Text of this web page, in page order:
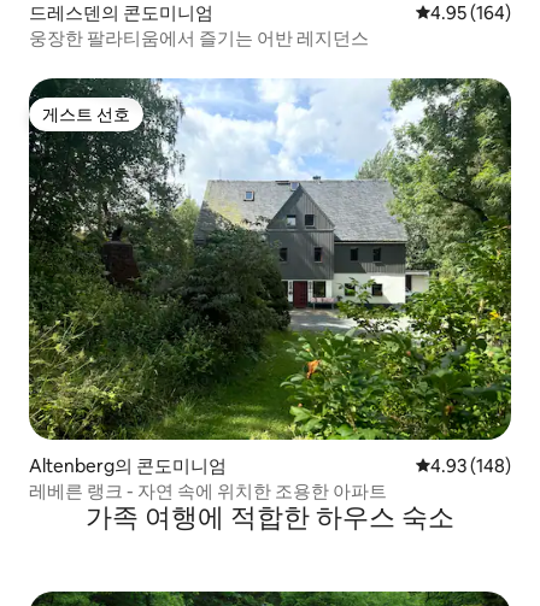
드레스덴의 콘도미니엄 평점 4.95점(5
4.95 (164)
웅장한 팔라티움에서 즐기는 어반 레지던스
게스트 선호
게스트 선호
Altenberg의 콘도미니엄 평점 4.93점(5
4.93 (148)
레베른 랭크 - 자연 속에 위치한 조용한 아파트
가족 여행에 적합한 하우스 숙소